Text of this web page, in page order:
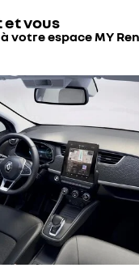
et vous
votre espace MY